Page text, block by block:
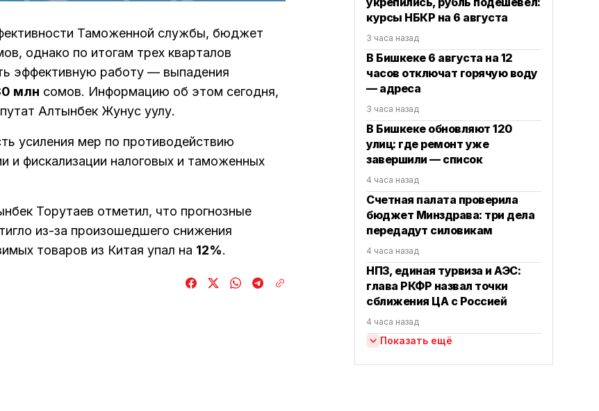
Таможенной службы, бюджет
однако по итогам трех кварталов
эффективную работу — выпадения
млн сомов. Информацию об этом сегодня,
Алтынбек Жунус уулу.
усиления мер по противодействию
и фискализации налоговых и таможенных
Торутаев отметил, что прогнозные
из-за произошедшего снижения
товаров из Китая упал на 12%.
курсы НБКР на 6 августа
3 часа назад
В Бишкеке 6 августа на 12
часов отключат горячую воду
— адреса
3 часа назад
В Бишкеке обновляют 120
улиц: где ремонт уже
завершили — список
4 часа назад
Счетная палата проверила
бюджет Минздрава: три дела
передадут силовикам
4 часа назад
НПЗ, единая турвиза и АЭС:
глава РКФР назвал точки
сближения ЦА с Россией
4 часа назад
Показать ещё